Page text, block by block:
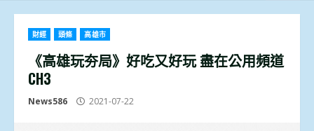
財經 頭條 高雄市
《高雄玩夯局》好吃又好玩 盡在公用頻道
CH3
News586 2021-07-22